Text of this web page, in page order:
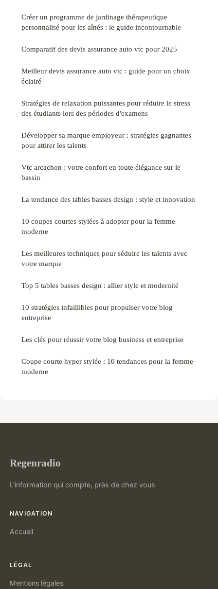
Créer un programme de jardinage thérapeutique
personnalisé pour les aînés : le guide incontournable
Comparatif des devis assurance auto vtc pour 2025
Meilleur devis assurance auto vtc : guide pour un choix
éclairé
Stratégies de relaxation puissantes pour réduire le stress
des étudiants lors des périodes d'examens
Développer sa marque employeur : stratégies gagnantes
pour attirer les talents
Vtc arcachon : votre confort en toute élégance sur le
bassin
La tendance des tables basses design : style et innovation
10 coupes courtes stylées à adopter pour la femme
moderne
Les meilleures techniques pour séduire les talents avec
votre marque
Top 5 tables basses design : allier style et modernité
10 stratégies infaillibles pour propulser votre blog
entreprise
Les clés pour réussir votre blog business et entreprise
Coupe courte hyper stylée : 10 tendances pour la femme
moderne
Regenradio
L'information qui compte, près de chez vous
NAVIGATION
Accueil
LÉGAL
Mentions légales